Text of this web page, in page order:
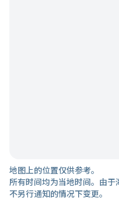
地图上的位置仅供参考。
所有时间均为当地时间。由
不另行通知的情况下变更。